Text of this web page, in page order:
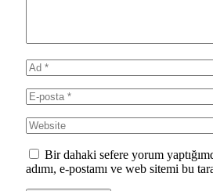
Bir dahaki sefere yorum
adımı, e-postamı ve web sitemi bu